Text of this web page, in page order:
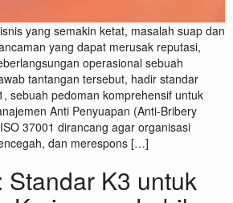
yang semakin ketat, masalah suap dan
yang dapat merusak reputasi,
operasional sebuah
tantangan tersebut, hadir standar
sebuah pedoman komprehensif untuk
Anti Penyuapan (Anti-Bribery
37001 dirancang agar organisasi
dan merespons […]
Standar K3 untuk